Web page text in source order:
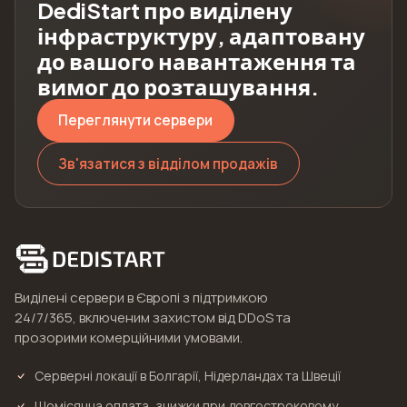
DediStart про виділену
інфраструктуру, адаптовану
до вашого навантаження та
вимог до розташування.
Переглянути сервери
Зв'язатися з відділом продажів
Виділені сервери в Європі з підтримкою
24/7/365, включеним захистом від DDoS та
прозорими комерційними умовами.
Серверні локації в Болгарії, Нідерландах та Швеції